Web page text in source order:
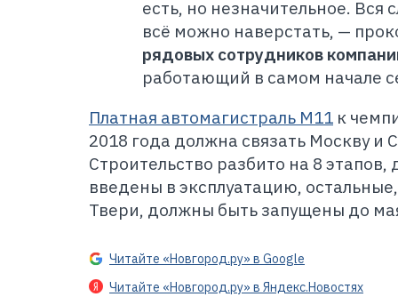
есть, но незначительное. Вся
всё можно наверстать, —
рядовых сотрудников
работающий в самом начале
Платная автомагистраль М11 к
2018 года должна связать Москву и
Строительство разбито на 8
введены в эксплуатацию,
Твери, должны быть запущены до
Читайте «Новгород.ру» в Google
Читайте «Новгород.ру» в Яндекс.Новостях